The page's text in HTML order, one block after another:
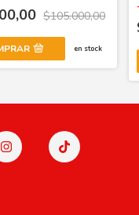
$105.000,00
en stock